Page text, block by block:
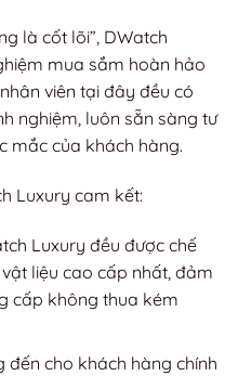
là cốt lõi”, DWatch
mua sắm hoàn hảo
viên tại đây đều có
nghiệm, luôn sẵn sàng tư
mắc của khách hàng.
Luxury cam kết:
Luxury đều được chế
liệu cao cấp nhất, đảm
cấp không thua kém
cho khách hàng chính